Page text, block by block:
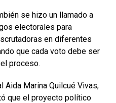
se hizo un llamado a
electorales para
en diferentes
que cada voto debe ser
proceso.
Aida Marina Quilcué Vivas,
que el proyecto político